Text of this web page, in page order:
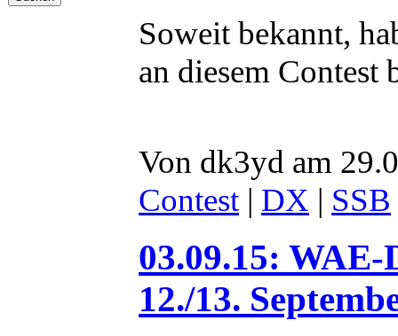
Soweit bekannt,
an diesem Contest
Von dk3yd am
Contest | DX | SSB
03.09.15: WAE-
12./13.